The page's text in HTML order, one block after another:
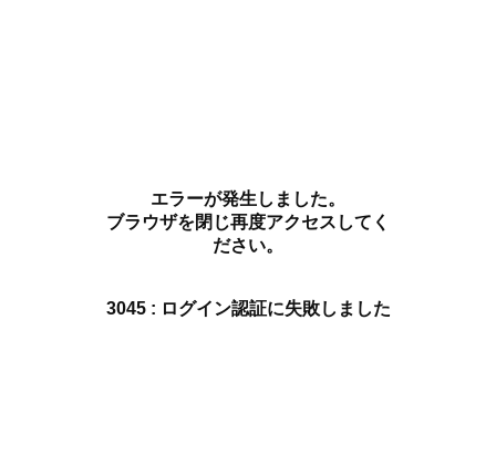
エラーが発生しました。
ブラウザを閉じ再度アクセスしてく
ださい。
3045 : ログイン認証に失敗しました